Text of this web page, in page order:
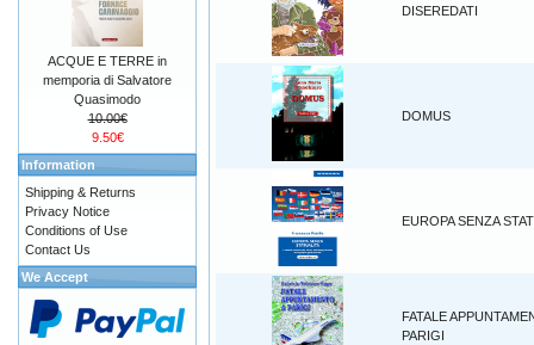
DISEREDATI
DOMUS
EUROPA SENZA
FATALE
PARIGI
ACQUE E TERRE in
memporia di Salvatore
Quasimodo
10.00€
9.50€
Information
Shipping & Returns
Privacy Notice
Conditions of Use
Contact Us
We Accept